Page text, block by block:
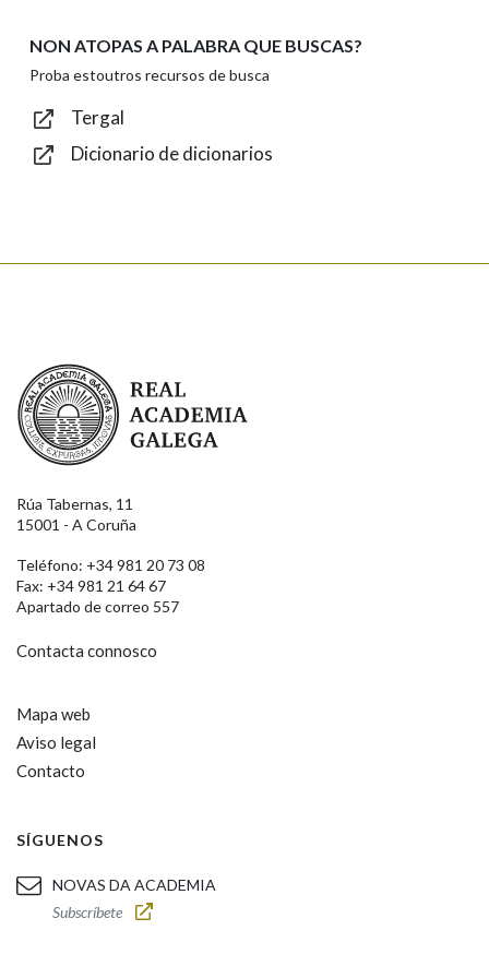
Texto de verificación
NON ATOPAS A PALABRA QUE BUSCAS?
Proba estoutros recursos de busca
Tergal
Dicionario de dicionarios
Real Academia Galega
Rúa Tabernas, 11
15001 - A Coruña
Teléfono: +34 981 20 73 08
Fax: +34 981 21 64 67
Apartado de correo 557
Contacta connosco
Mapa web
Aviso legal
Contacto
SÍGUENOS
NOVAS DA ACADEMIA
Subscríbete